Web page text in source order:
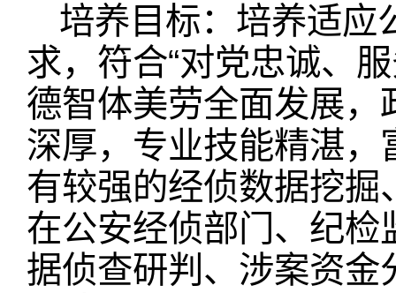
培养目标：培养适应
求，符合“对党忠诚、
德智体美劳全面发展
深厚，专业技能精湛
有较强的经侦数据挖
在公安经侦部门、纪
据侦查研判、涉案资